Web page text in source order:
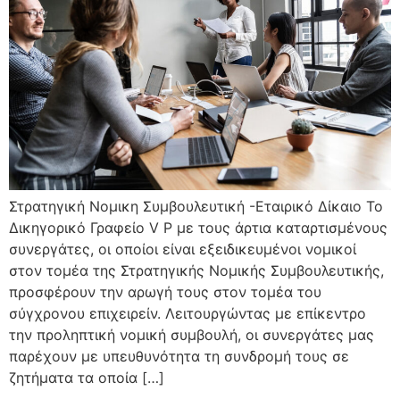
Στρατηγική Νομικη Συμβουλευτική -Εταιρικό Δίκαιο Το
Δικηγορικό Γραφείο V P με τους άρτια καταρτισμένους
συνεργάτες, οι οποίοι είναι εξειδικευμένοι νομικοί
στον τομέα της Στρατηγικής Νομικής Συμβουλευτικής,
προσφέρουν την αρωγή τους στον τομέα του
σύγχρονου επιχειρείν. Λειτουργώντας με επίκεντρο
την προληπτική νομική συμβουλή, οι συνεργάτες μας
παρέχουν με υπευθυνότητα τη συνδρομή τους σε
ζητήματα τα οποία […]